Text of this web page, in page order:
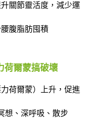
關節靈活度，減少運
腹脂肪囤積
荷爾蒙搞破壞
荷爾蒙）上升，促進
想、深呼吸、散步